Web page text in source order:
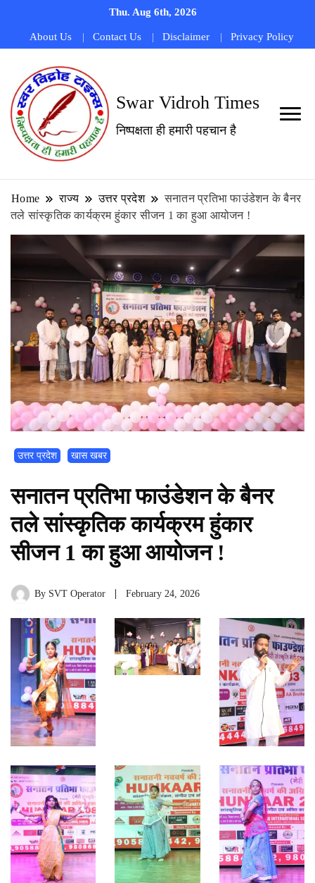
Thu. Aug 6th, 2026
About Us Contact Us Disclaimer Privacy Policy
Swar Vidroh Times
निष्पक्षता ही हमारी पहचान है
Home राज्य उत्तर प्रदेश
सनातन प्रतिभा फाउंडेशन के बैनर
तले सांस्कृतिक कार्यक्रम हुंकार सीजन 1 का हुआ आयोजन !
उत्तर प्रदेश खास खबर
सनातन प्रतिभा फाउंडेशन के बैनर
तले सांस्कृतिक कार्यक्रम हुंकार
सीजन 1 का हुआ आयोजन !
By SVT Operator February 24, 2026